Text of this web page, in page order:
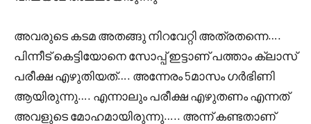
അവരുടെ കടമ അതങ്ങു നിറവേറ്റി അത്രതന്നെ….
പിന്നീട് കെട്ടിയോനെ സോപ്പ് ഇട്ടാണ് പത്താം ക്ലാസ്
പരീക്ഷ എഴുതിയത്…. അന്നേരം 5മാസം ഗർഭിണി
ആയിരുന്നു…. എന്നാലും പരീക്ഷ എഴുതണം എന്നത്
അവളുടെ മോഹമായിരുന്നു….. അന്ന് കണ്ടതാണ്